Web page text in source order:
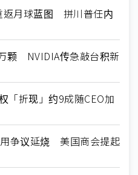
返月球蓝图 拼川普任内
颗 NVIDIA传急敲台积新
折现」约9成随CEO加
争议延烧 美国商会提起